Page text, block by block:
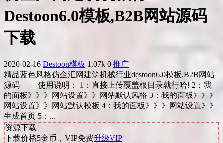
Destoon6.0模板,B2B网站源码
下载
2020-02-16 Destoon模板 1.07k 0 推广
精品蓝色风格仿企汇网建筑机械行业destoon6.0模板,B2B网站
源码 使用说明： 1：直接上传覆盖根目录就行哈! 2：我
的面板》》》网站设置》》网站默认风格 3：我的面板》》》
网站设置》》网站默认模板 4：我的面板》》》网站设置》》
生成首页 5：...
资源下载
下载价格5金币，VIP免费升级VIP